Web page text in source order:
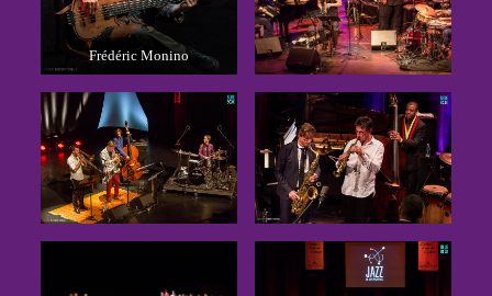
Frédéric Monino